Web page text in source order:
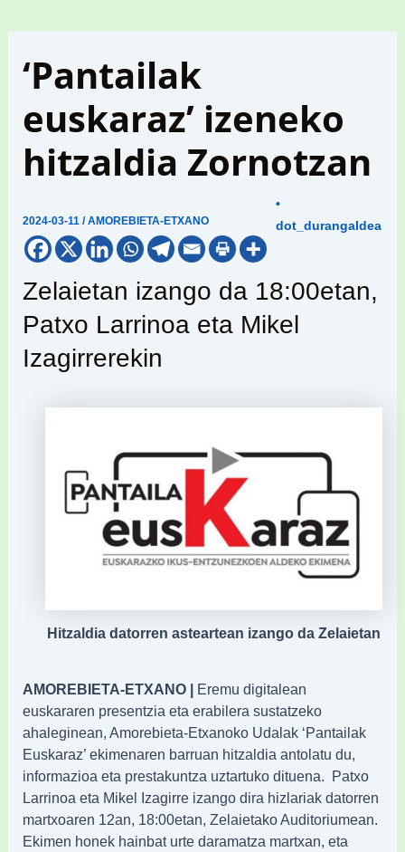
‘Pantailak
euskaraz’ izeneko
hitzaldia Zornotzan
2024-03-11/AMOREBIETA-ETXANO
•
dot_durangaldea
Zelaietan izango da 18:00etan,
Patxo Larrinoa eta Mikel
Izagirrerekin
Hitzaldia datorren asteartean izango da Zelaietan
AMOREBIETA-ETXANO | Eremu digitalean
euskararen presentzia eta erabilera sustatzeko
ahaleginean, Amorebieta-Etxanoko Udalak ‘Pantailak
Euskaraz’ ekimenaren barruan hitzaldia antolatu du,
informazioa eta prestakuntza uztartuko dituena. Patxo
Larrinoa eta Mikel Izagirre izango dira hizlariak datorren
martxoaren 12an, 18:00etan, Zelaietako Auditoriumean.
Ekimen honek hainbat urte daramatza martxan, eta